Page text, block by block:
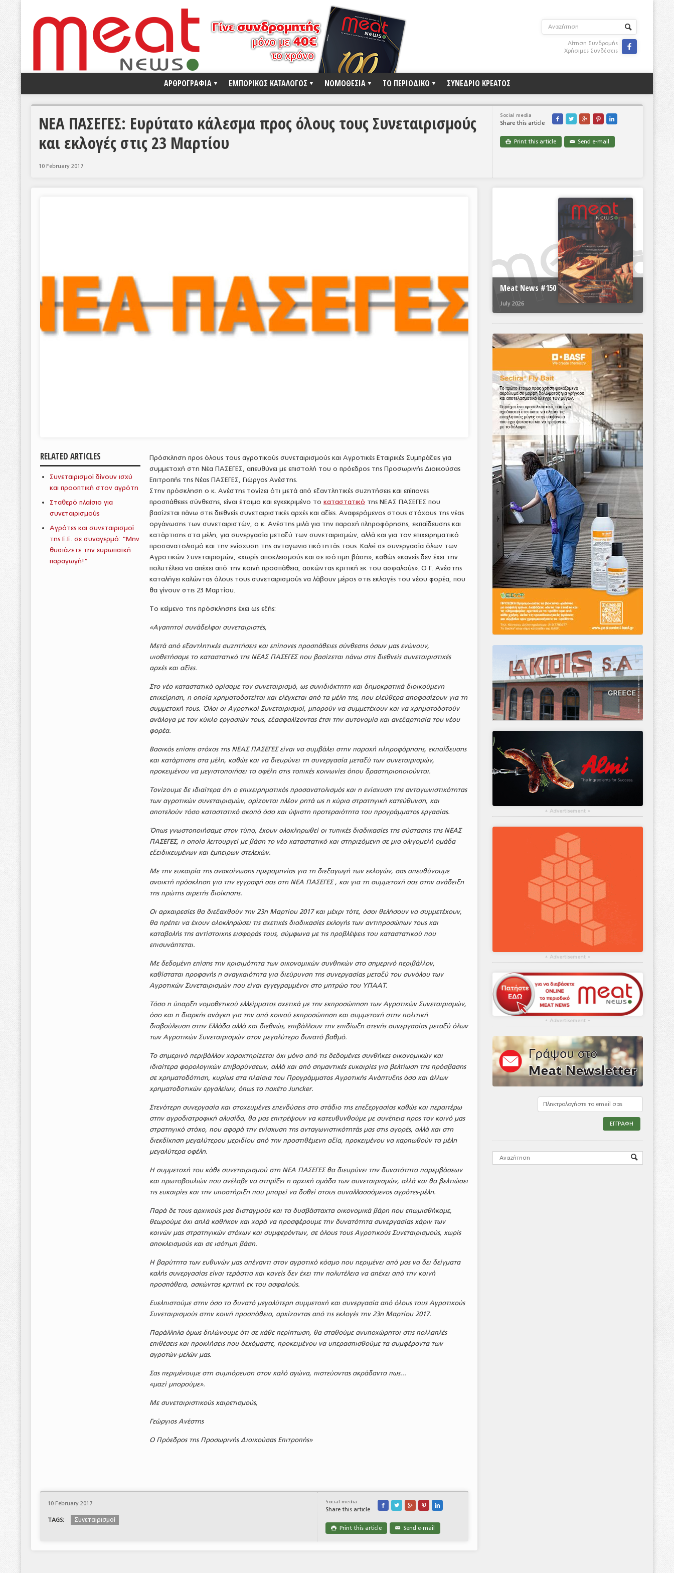
Αίτηση Συνδρομής
Χρήσιμες Συνδέσεις

ΑΡΘΡΟΓΡΑΦΙΑ ΕΜΠΟΡΙΚΟΣ ΚΑΤΑΛΟΓΟΣ ΝΟΜΟΘΕΣΙΑ ΤΟ ΠΕΡΙΟΔΙΚΟ ΣΥΝΕΔΡΙΟ ΚΡΕΑΤΟΣ
Social media
Share this article
    
 Print this article ✉ Send e-mail
ΝΕΑ ΠΑΣΕΓΕΣ: Ευρύτατο κάλεσμα προς όλους τους Συνεταιρισμούς
και εκλογές στις 23 Μαρτίου
10 February 2017
RELATED ARTICLES
Συνεταιρισμοί δίνουν ισχύ
και προοπτική στον αγρότη
Σταθερό πλαίσιο για
συνεταιρισμούς
Αγρότες και συνεταιρισμοί
της Ε.Ε. σε συναγερμό: “Μην
θυσιάζετε την ευρωπαϊκή
παραγωγή!”
Πρόσκληση προς όλους τους αγροτικούς συνεταιρισμούς και Αγροτικές Εταιρικές Συμπράξεις για
συμμετοχή στη Νέα ΠΑΣΕΓΕΣ, απευθύνει με επιστολή του ο πρόεδρος της Προσωρινής Διοικούσας
Επιτροπής της Νέας ΠΑΣΕΓΕΣ, Γιώργος Ανέστης.
Στην πρόσκληση ο κ. Ανέστης τονίζει ότι μετά από εξαντλητικές συζητήσεις και επίπονες
προσπάθειες σύνθεσης, είναι έτοιμο και εγκεκριμένο τοκαταστατικό της ΝΕΑΣ ΠΑΣΕΓΕΣ που
βασίζεται πάνω στις διεθνείς συνεταιριστικές αρχές και αξίες. Αναφερόμενος στους στόχους της νέας
οργάνωσης των συνεταιριστών, ο κ. Ανέστης μιλά για την παροχή πληροφόρησης, εκπαίδευσης και
κατάρτισης στα μέλη, για συνεργασία μεταξύ των συνεταιρισμών, αλλά και για τον επιχειρηματικό
προσανατολισμό και την ενίσχυση της ανταγωνιστικότητάς τους. Καλεί σε συνεργασία όλων των
Αγροτικών Συνεταιρισμών, «χωρίς αποκλεισμούς και σε ισότιμη βάση», καθώς «κανείς δεν έχει την
πολυτέλεια να απέχει από την κοινή προσπάθεια, ασκώντας κριτική εκ του ασφαλούς». Ο Γ. Ανέστης
καταλήγει καλώντας όλους τους συνεταιρισμούς να λάβουν μέρος στις εκλογές του νέου φορέα, που
θα γίνουν στις 23 Μαρτίου.
Το κείμενο της πρόσκλησης έχει ως εξής:
«Αγαπητοί συνάδελφοι συνεταιριστές,
Μετά από εξαντλητικές συζητήσεις και επίπονες προσπάθειες σύνθεσης όσων μας ενώνουν,
υιοθετήσαμε το καταστατικό της ΝΕΑΣ ΠΑΣΕΓΕΣ που βασίζεται πάνω στις διεθνείς συνεταιριστικές
αρχές και αξίες.
Στο νέο καταστατικό ορίσαμε τον συνεταιρισμό, ως συνιδιόκτητη και δημοκρατικά διοικούμενη
επιχείρηση, η οποία χρηματοδοτείται και ελέγχεται από τα μέλη της, που ελεύθερα αποφασίζουν για τη
συμμετοχή τους. Όλοι οι Αγροτικοί Συνεταιρισμοί, μπορούν να συμμετέχουν και να χρηματοδοτούν
ανάλογα με τον κύκλο εργασιών τους, εξασφαλίζοντας έτσι την αυτονομία και ανεξαρτησία του νέου
φορέα.
Βασικός επίσης στόχος της ΝΕΑΣ ΠΑΣΕΓΕΣ είναι να συμβάλει στην παροχή πληροφόρησης, εκπαίδευσης
και κατάρτισης στα μέλη, καθώς και να διευρύνει τη συνεργασία μεταξύ των συνεταιρισμών,
προκειμένου να μεγιστοποιήσει τα οφέλη στις τοπικές κοινωνίες όπου δραστηριοποιούνται.
Τονίζουμε δε ιδιαίτερα ότι ο επιχειρηματικός προσανατολισμός και η ενίσχυση της ανταγωνιστικότητας
των αγροτικών συνεταιρισμών, ορίζονται πλέον ρητά ως η κύρια στρατηγική κατεύθυνση, και
αποτελούν τόσο καταστατικό σκοπό όσο και ύψιστη προτεραιότητα του προγράμματος εργασίας.
Όπως γνωστοποιήσαμε στον τύπο, έχουν ολοκληρωθεί οι τυπικές διαδικασίες της σύστασης της ΝΕΑΣ
ΠΑΣΕΓΕΣ, η οποία λειτουργεί με βάση το νέο καταστατικό και στηριζόμενη σε μια ολιγομελή ομάδα
εξειδικευμένων και έμπειρων στελεχών.
Με την ευκαιρία της ανακοίνωσης ημερομηνίας για τη διεξαγωγή των εκλογών, σας απευθύνουμε
ανοικτή πρόσκληση για την εγγραφή σας στη ΝΕΑ ΠΑΣΕΓΕΣ , και για τη συμμετοχή σας στην ανάδειξη
της πρώτης αιρετής διοίκησης.
Οι αρχαιρεσίες θα διεξαχθούν την 23η Μαρτίου 2017 και μέχρι τότε, όσοι θελήσουν να συμμετέχουν,
θα πρέπει να έχουν ολοκληρώσει τις σχετικές διαδικασίες εκλογής των αντιπροσώπων τους και
καταβολής της αντίστοιχης εισφοράς τους, σύμφωνα με τις προβλέψεις του καταστατικού που
επισυνάπτεται.
Με δεδομένη επίσης την κρισιμότητα των οικονομικών συνθηκών στο σημερινό περιβάλλον,
καθίσταται προφανής η αναγκαιότητα για διεύρυνση της συνεργασίας μεταξύ του συνόλου των
Αγροτικών Συνεταιρισμών που είναι εγγεγραμμένοι στο μητρώο του ΥΠΑΑΤ.
Τόσο η ύπαρξη νομοθετικού ελλείμματος σχετικά με την εκπροσώπηση των Αγροτικών Συνεταιρισμών,
όσο και η διαρκής ανάγκη για την από κοινού εκπροσώπηση και συμμετοχή στην πολιτική
διαβούλευση στην Ελλάδα αλλά και διεθνώς, επιβάλλουν την επιδίωξη στενής συνεργασίας μεταξύ όλων
των Αγροτικών Συνεταιρισμών στον μεγαλύτερο δυνατό βαθμό.
Το σημερινό περιβάλλον χαρακτηρίζεται όχι μόνο από τις δεδομένες συνθήκες οικονομικών και
ιδιαίτερα φορολογικών επιβαρύνσεων, αλλά και από σημαντικές ευκαιρίες για βελτίωση της πρόσβασης
σε χρηματοδότηση, κυρίως στα πλαίσια του Προγράμματος Αγροτικής Ανάπτυξης όσο και άλλων
χρηματοδοτικών εργαλείων, όπως το πακέτο Juncker.
Στενότερη συνεργασία και στοχευμένες επενδύσεις στο στάδιο της επεξεργασίας καθώς και περαιτέρω
στην αγροδιατροφική αλυσίδα, θα μας επιτρέψουν να κατευθυνθούμε με συνέπεια προς τον κοινό μας
στρατηγικό στόχο, που αφορά την ενίσχυση της ανταγωνιστικότητάς μας στις αγορές, αλλά και στη
διεκδίκηση μεγαλύτερου μεριδίου από την προστιθέμενη αξία, προκειμένου να καρπωθούν τα μέλη
μεγαλύτερα οφέλη.
Η συμμετοχή του κάθε συνεταιρισμού στη ΝΕΑ ΠΑΣΕΓΕΣ θα διευρύνει την δυνατότητα παρεμβάσεων
και πρωτοβουλιών που ανέλαβε να στηρίξει η αρχική ομάδα των συνεταιρισμών, αλλά και θα βελτιώσει
τις ευκαιρίες και την υποστήριξη που μπορεί να δοθεί στους συναλλασσόμενος αγρότες-μέλη.
Παρά δε τους αρχικούς μας δισταγμούς και τα δυσβάσταχτα οικονομικά βάρη που επωμισθήκαμε,
θεωρούμε όχι απλά καθήκον και χαρά να προσφέρουμε την δυνατότητα συνεργασίας χάριν των
κοινών μας στρατηγικών στόχων και συμφερόντων, σε όλους τους Αγροτικούς Συνεταιρισμούς, χωρίς
αποκλεισμούς και σε ισότιμη βάση.
Η βαρύτητα των ευθυνών μας απέναντι στον αγροτικό κόσμο που περιμένει από μας να δει δείγματα
καλής συνεργασίας είναι τεράστια και κανείς δεν έχει την πολυτέλεια να απέχει από την κοινή
προσπάθεια, ασκώντας κριτική εκ του ασφαλούς.
Ευελπιστούμε στην όσο το δυνατό μεγαλύτερη συμμετοχή και συνεργασία από όλους τους Αγρoτικoύς
Συνεταιρισμούς στην κοινή προσπάθεια, αρχίζοντας από τις εκλογές την 23η Μαρτίου 2017.
Παράλληλα όμως δηλώνουμε ότι σε κάθε περίπτωση, θα σταθούμε ανυποχώρητοι στις πολλαπλές
επιθέσεις και προκλήσεις που δεχόμαστε, προκειμένου να υπερασπισθούμε τα συμφέροντα των
αγροτών-μελών μας.
Σας περιμένουμε στη συμπόρευση στον καλό αγώνα, πιστεύοντας ακράδαντα πως...
«μαζί μπορούμε».
Με συνεταιριστικούς χαιρετισμούς,
Γεώργιος Ανέστης
Ο Πρόεδρος της Προσωρινής Διοικούσας Επιτροπής»
Social media
Share this article
    
 Print this article ✉ Send e-mail
10 February 2017
TAGS: Συνεταιρισμοί
Meat News #150
July 2026
▴ Advertisement ▴
▴ Advertisement ▴
▴ Advertisement ▴